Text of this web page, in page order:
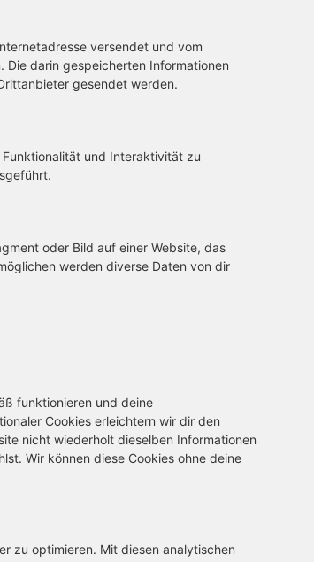
versendet und vom
Die darin gespeicherten Informationen
gesendet werden.
und Interaktivität zu
oder Bild auf einer Website, das
werden diverse Daten von dir
funktionieren und deine
Cookies erleichtern wir dir den
nicht wiederholt dieselben Informationen
Wir können diese Cookies ohne deine
zu optimieren. Mit diesen analytischen